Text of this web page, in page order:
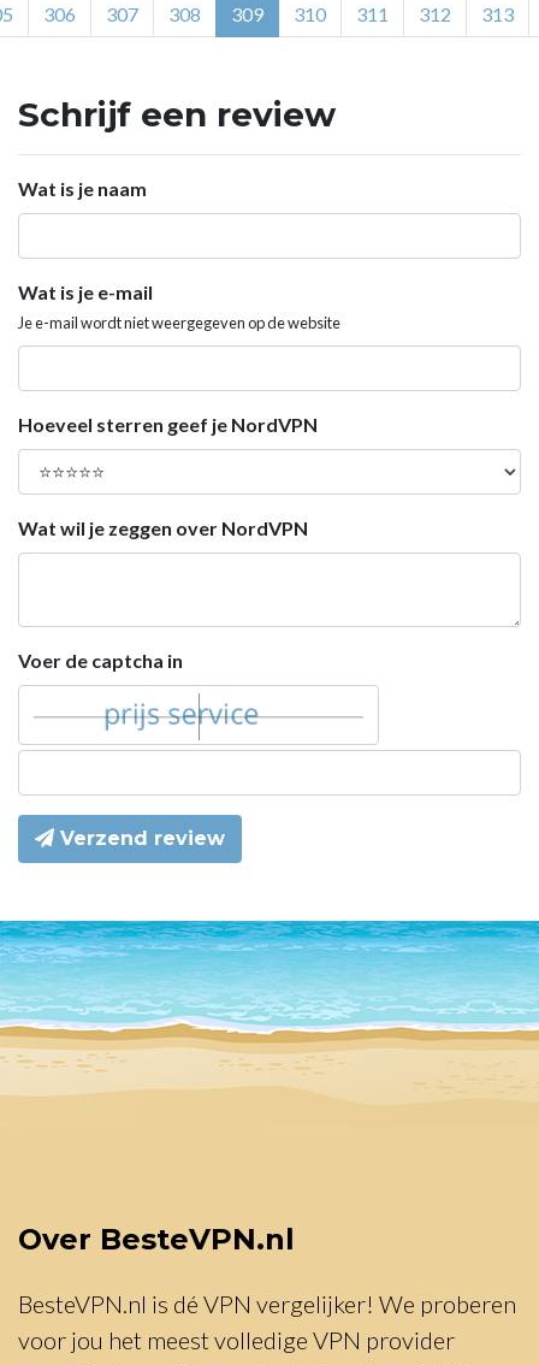
306 307 308 309 310 311 312 313
Schrijf een review
Wat is je naam
Wat is je e-mail
Je e-mail wordt niet weergegeven op de website
Hoeveel sterren geef je NordVPN
Wat wil je zeggen over NordVPN
Voer de captcha in
Verzend review
Over BesteVPN.nl
BesteVPN.nl is dé VPN vergelijker! We proberen
voor jou het meest volledige VPN provider